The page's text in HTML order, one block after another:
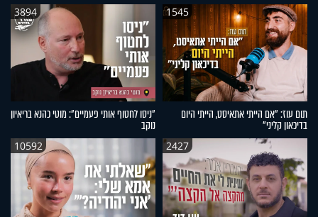
1545
תום עוז: "אם הייתי אתאיסט, הייתי היום
בדיכאון קליני"
3894
"ניסו לחטוף אותי פעמיים": מוטי כהנא בריאיון
נוקב
2427
10592